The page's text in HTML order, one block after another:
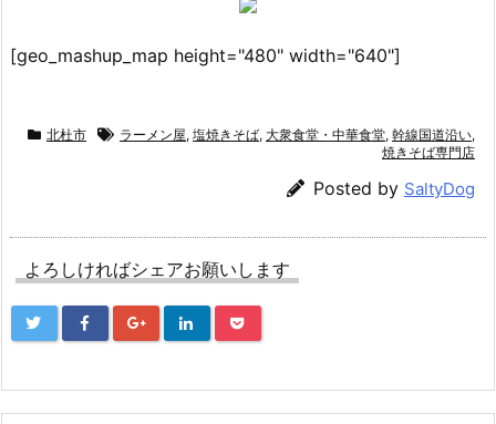
[geo_mashup_map height="480" width="640"]
北杜市 ラーメン屋, 塩焼きそば, 大衆食堂・中華食堂, 幹線国道沿い,
焼きそば専門店
Posted by SaltyDog
よろしければシェアお願いします